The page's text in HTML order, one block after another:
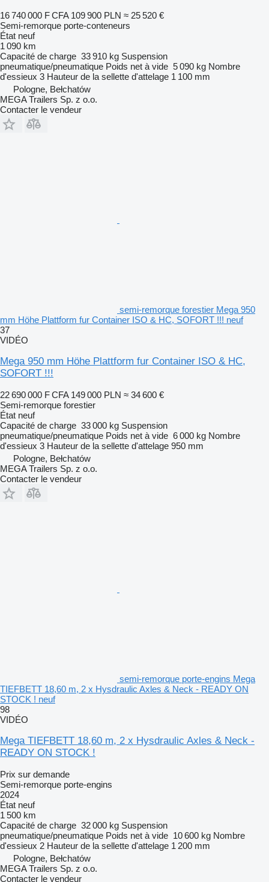
16 740 000 F CFA 109 900 PLN ≈ 25 520 €
Semi-remorque porte-conteneurs
État neuf
1 090 km
Capacité de charge 33 910 kg Suspension
pneumatique/pneumatique Poids net à vide 5 090 kg Nombre
d'essieux 3 Hauteur de la sellette d'attelage 1 100 mm
Pologne, Bełchatów
MEGA Trailers Sp. z o.o.
Contacter le vendeur
semi-remorque forestier Mega 950
mm Höhe Plattform fur Container ISO & HC, SOFORT !!! neuf
37
VIDÉO
Mega 950 mm Höhe Plattform fur Container ISO & HC,
SOFORT !!!
22 690 000 F CFA 149 000 PLN ≈ 34 600 €
Semi-remorque forestier
État neuf
Capacité de charge 33 000 kg Suspension
pneumatique/pneumatique Poids net à vide 6 000 kg Nombre
d'essieux 3 Hauteur de la sellette d'attelage 950 mm
Pologne, Bełchatów
MEGA Trailers Sp. z o.o.
Contacter le vendeur
semi-remorque porte-engins Mega
TIEFBETT 18,60 m, 2 x Hysdraulic Axles & Neck - READY ON
STOCK ! neuf
98
VIDÉO
Mega TIEFBETT 18,60 m, 2 x Hysdraulic Axles & Neck -
READY ON STOCK !
Prix sur demande
Semi-remorque porte-engins
2024
État neuf
1 500 km
Capacité de charge 32 000 kg Suspension
pneumatique/pneumatique Poids net à vide 10 600 kg Nombre
d'essieux 2 Hauteur de la sellette d'attelage 1 200 mm
Pologne, Bełchatów
MEGA Trailers Sp. z o.o.
Contacter le vendeur